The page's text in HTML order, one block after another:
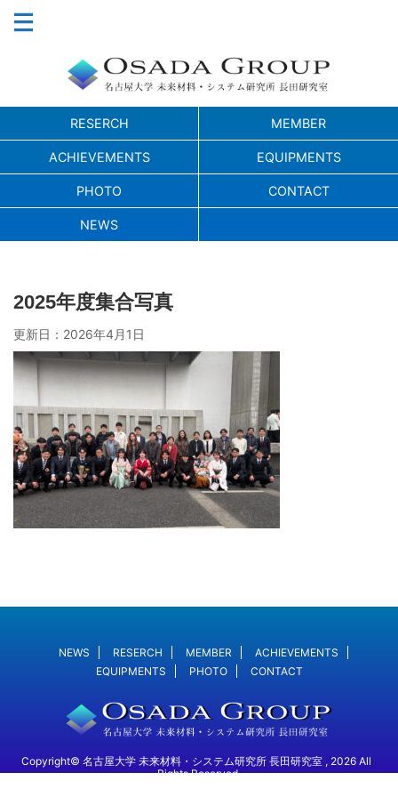
RESERCH MEMBER
ACHIEVEMENTS EQUIPMENTS
PHOTO CONTACT
NEWS
2025年度集合写真
更新日： 2026年4月1日
NEWS RESERCH MEMBER
ACHIEVEMENTS
EQUIPMENTS
PHOTO CONTACT
Copyright© 名古屋大学 未来材料・システム研究所 長田研究室 , 2026 All
Rights Reserved.